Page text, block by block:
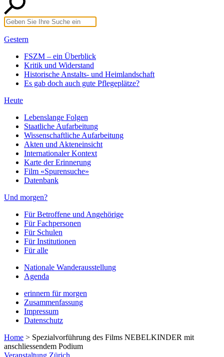
Gestern
FSZM – ein Überblick
Kritik und Widerstand
Historische Anstalts- und Heimlandschaft
Es gab doch auch gute Pflegeplätze?
Heute
Lebenslange Folgen
Staatliche Aufarbeitung
Wissenschaftliche Aufarbeitung
Akten und Akteneinsicht
Internationaler Kontext
Karte der Erinnerung
Film «Spurensuche»
Datenbank
Und morgen?
Für Betroffene und Angehörige
Für Fachpersonen
Für Schulen
Für Institutionen
Für alle
Nationale Wanderausstellung
Agenda
erinnern für morgen
Zusammenfassung
Impressum
Datenschutz
Home > Spezialvorführung des Films NEBELKINDER mit
anschliessendem Podium
Veranstaltung Zürich